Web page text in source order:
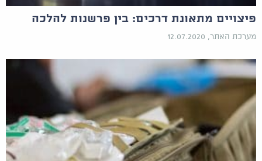
פיצויים מתאונת דרכים: בין פרשנות להלכה
מערכת האתר, 12.07.2020